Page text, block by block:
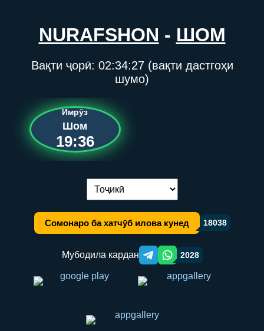
NURAFSHON - ШОМ
Вақти ҷорӣ: 02:34:27(вақти дастгоҳи
шумо)
Имрӯз
Шом
19:36
Иваз кардани забон:
Сомонаро ба хатчӯб илова кунед 18038
Мубодила кардан Telegram orqali ulashish
WhatsApp orqali ulashish
2028